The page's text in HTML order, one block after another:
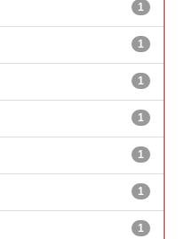
1
1
1
1
1
1
1